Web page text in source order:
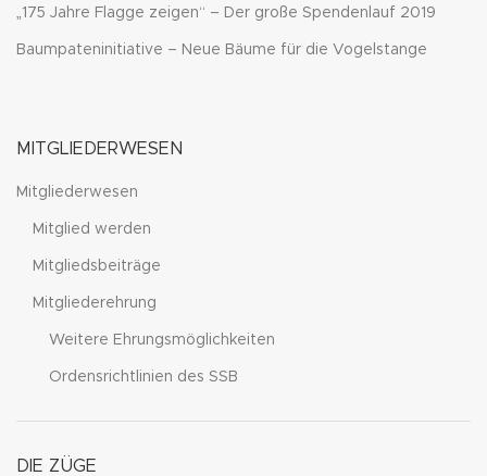
„175 Jahre Flagge zeigen“ – Der große Spendenlauf 2019
Baumpateninitiative – Neue Bäume für die Vogelstange
MITGLIEDERWESEN
Mitgliederwesen
Mitglied werden
Mitgliedsbeiträge
Mitgliederehrung
Weitere Ehrungsmöglichkeiten
Ordensrichtlinien des SSB
DIE ZÜGE